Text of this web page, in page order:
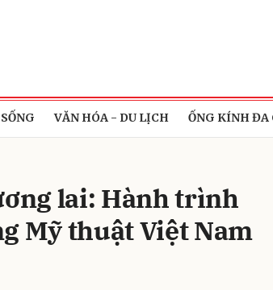
VĂN HÓA - DU LỊCH ỐNG KÍNH ĐA
lai: Hành trình
Mỹ thuật Việt Nam